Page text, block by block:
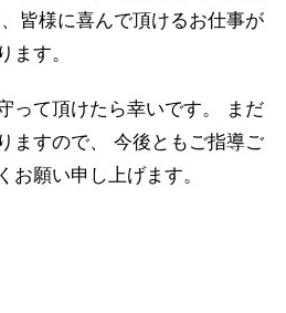
皆様に喜んで頂けるお仕事が
ます。
って頂けたら幸いです。 まだ
ますので、 今後ともご指導ご
お願い申し上げます。